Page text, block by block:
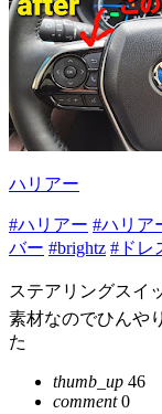
ハリアー
#ハリアー #ハリア
バー #brightz #ドレ
ステアリングスイ
素材なのでひんや
た
thumb_up 46
comment0